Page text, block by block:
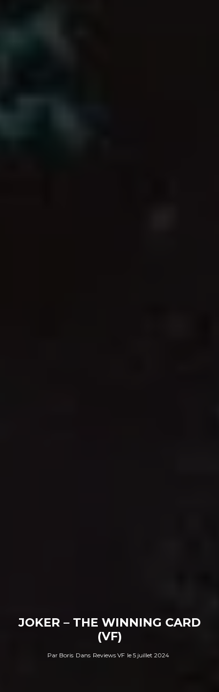
JOKER – THE WINNING CARD
(VF)
Par Boris Dans Reviews VF le 5 juillet 2024